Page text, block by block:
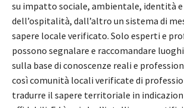
su impatto sociale, ambientale, identità
dell’ospitalità, dall’altro un sistema di
sapere locale verificato. Solo esperti e
possono segnalare e raccomandare
sulla base di conoscenze reali e
così comunità locali verificate di
tradurre il sapere territoriale in